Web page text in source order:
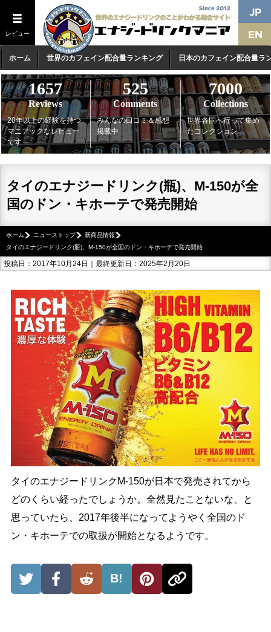
レビュー
ホーム 世界のカフェイン配合量ランキング 日本のカフェイン配合量ラ
1657
Reviews
20年以上の経験を持つ
マニアックなレビュー
です
525
Comments
みんなの口コミ＆感想
掲載中
7000
Collections
世界各国へ行って集め
たコレクション
タイのエナジードリンク(瓶)、M-150が全
国のドン・キホーテで発売開始
ホーム ニューストップ
新商品情報
タイのエナジードリンク(瓶)、M-150が全国のドン・キホーテで発売開始
投稿日：2017年10月24日｜最終更新日：2025年2月20日
タイのエナジードリンクM-150が日本で発売されてから
どのくらい経ったでしょうか。全然見たことないな、と
思っていたら、2017年後半になってようやく全国のド
ン・キホーテでの取扱が開始となるようです。
B!